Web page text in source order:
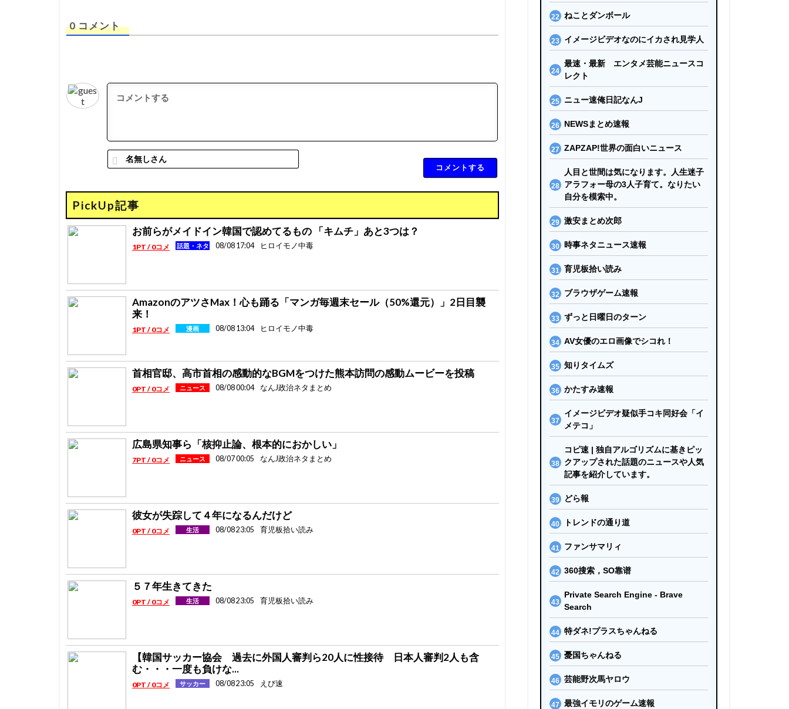
0コメント
名
無
さ
*
PickUp記事
お前らがメイドイン韓国で認めてるもの 「キムチ」あと3つは？
1PT / 0コメ 話題・ネタ 08/08 17:04 ヒロイモノ中毒
AmazonのアツさMax！心も踊る「マンガ毎週末セール（50%還元）」2日目襲
来！
1PT / 0コメ 漫画 08/08 13:04 ヒロイモノ中毒
首相官邸、高市首相の感動的なBGMをつけた熊本訪問の感動ムービーを投稿
0PT / 0コメ ニュース 08/08 00:04 なんJ政治ネタまとめ
広島県知事ら「核抑止論、根本的におかしい」
7PT / 0コメ ニュース 08/07 00:05 なんJ政治ネタまとめ
彼女が失踪して４年になるんだけど
0PT / 0コメ 生活 08/08 23:05 育児板拾い読み
５７年生きてきた
0PT / 0コメ 生活 08/08 23:05 育児板拾い読み
【韓国サッカー協会 過去に外国人審判ら20人に性接待 日本人審判2人も含
む・・・一度も負けな...
0PT / 0コメ サッカー 08/08 23:05 えび速
ねことダンボール
イメージビデオなのにイカされ見学人
最速・最新 エンタメ芸能ニュースコ
レクト
ニュー速俺日記なんJ
NEWSまとめ速報
ZAPZAP!世界の面白いニュース
人目と世間は気になります。人生迷子
アラフォー母の3人子育て。なりたい
自分を模索中。
激安まとめ次郎
時事ネタニュース速報
育児板拾い読み
ブラウザゲーム速報
ずっと日曜日のターン
AV女優のエロ画像でシコれ！
知りタイムズ
かたすみ速報
イメージビデオ疑似手コキ同好会「イ
メテコ」
コピ速 | 独自アルゴリズムに基きピッ
クアップされた話題のニュースや人気
記事を紹介しています。
どら報
トレンドの通り道
ファンサマリィ
360搜索，SO靠谱
Private Search Engine - Brave
Search
特ダネ!プラスちゃんねる
憂国ちゃんねる
芸能野次馬ヤロウ
最強イモリのゲーム速報